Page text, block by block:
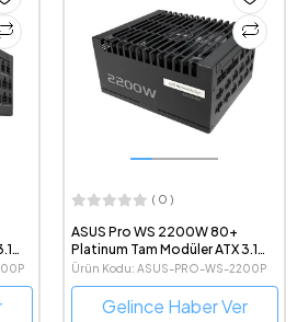
( 0 )
ASUS Pro WS 2200W 80+
Platinum Tam Modüler ATX 3.1
PCIe 5.1 Profesyonel Güç
Kaynağı
Ürün Kodu: ASUS-PRO-WS-2200P
Gelince Haber Ver